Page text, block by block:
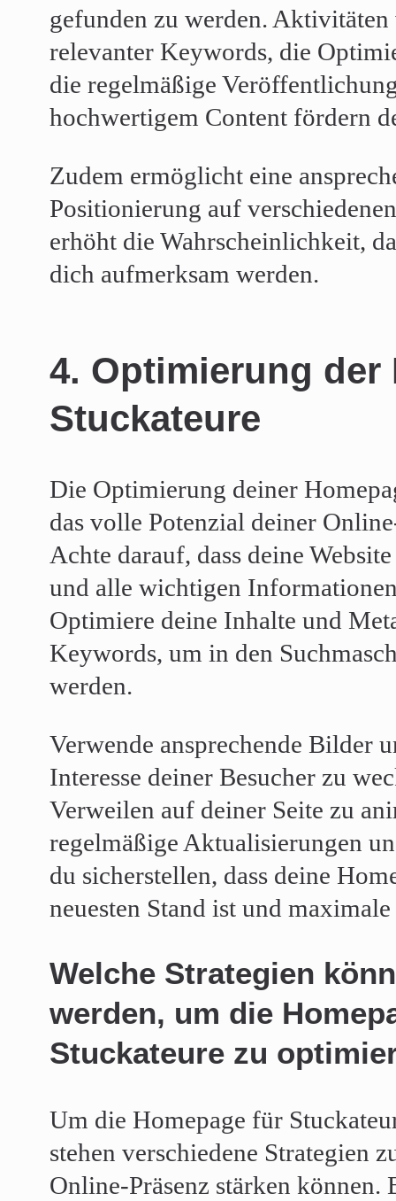
gefunden zu werden.
relevanter Keywords, die
die regelmäßige
hochwertigem Content fördern
Zudem ermöglicht eine
Positionierung auf
erhöht die Wahrscheinlichkeit,
dich aufmerksam werden.
4. Optimierung der
Stuckateure
Die Optimierung deiner
das volle Potenzial deiner
Achte darauf, dass deine
und alle wichtigen
Optimiere deine Inhalte und
Keywords, um in den
werden.
Verwende ansprechende Bilder
Interesse deiner Besucher zu
Verweilen auf deiner Seite zu
regelmäßige Aktualisierungen
du sicherstellen, dass deine
neuesten Stand ist und
Welche Strategien
werden, um die
Stuckateure zu
Um die Homepage für
stehen verschiedene Strategien
Online-Präsenz stärken können.